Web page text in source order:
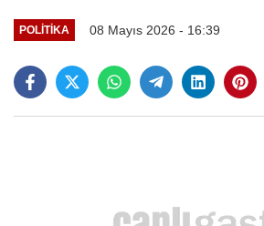
POLITIKA 08 Mayıs 2026 - 16:39